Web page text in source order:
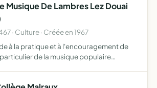
Musique De Lambres Lez Douai
· Culture · Créée en 1967
à la pratique et à l'encouragement de
de la musique populaire